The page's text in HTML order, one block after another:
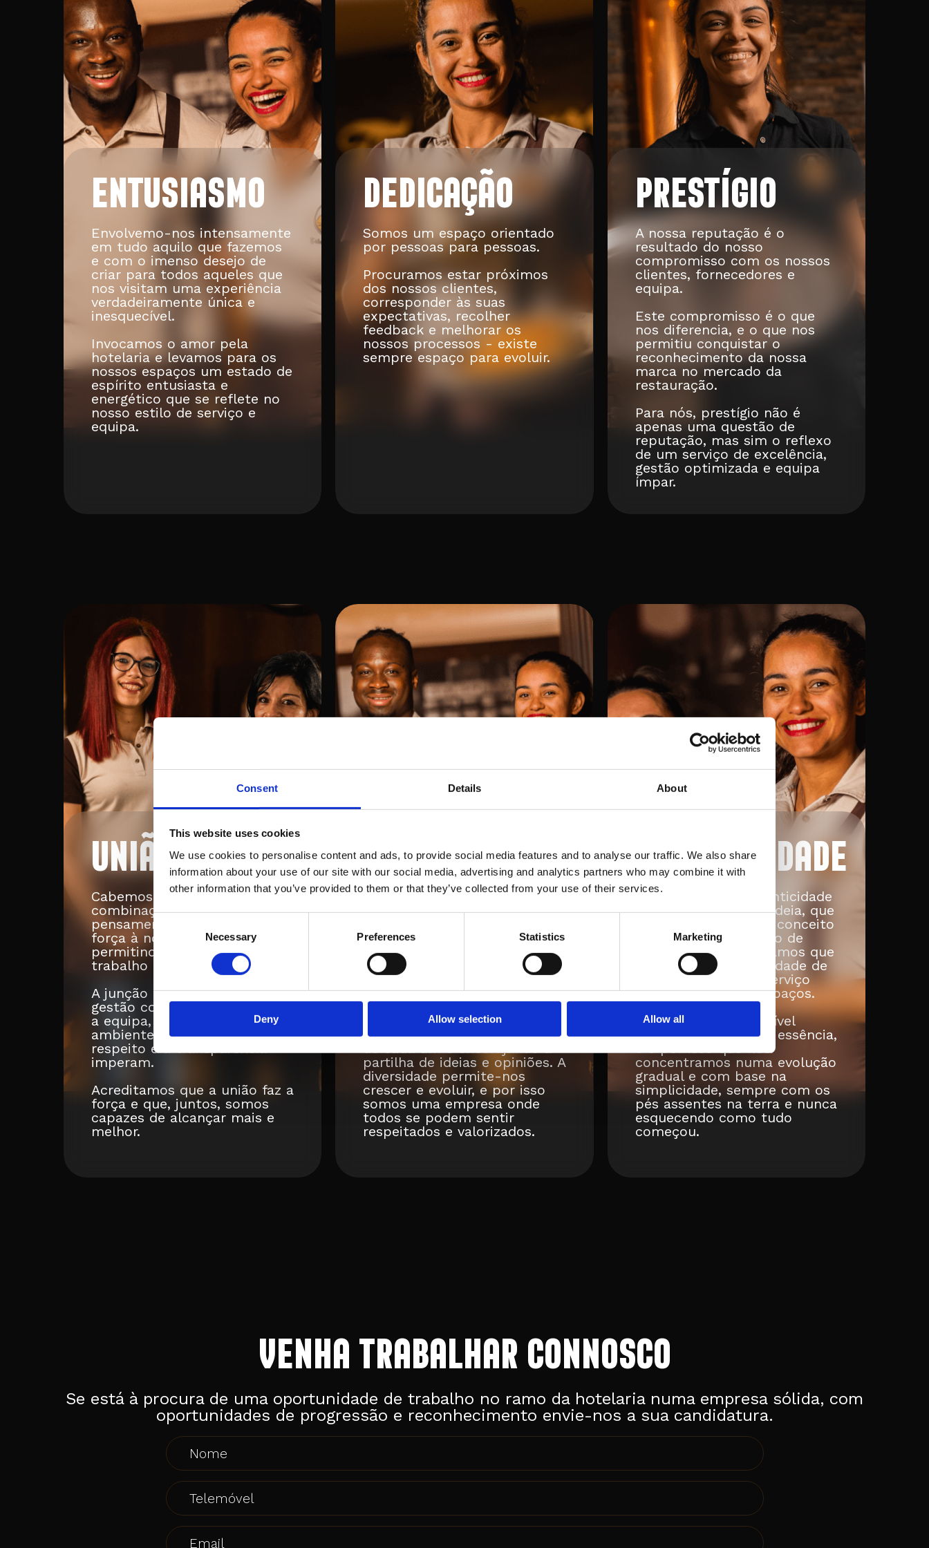
Consent Details About
This website uses cookies
We use cookies to personalise content and ads, to provide social media features and to analyse our traffic. We also share
information about your use of our site with our social media, advertising and analytics partners who may combine it with
other information that you’ve provided to them or that they’ve collected from your use of their services.
Consent
Selection
Necessary Preferences Statistics Marketing
Deny Allow selection Allow all
ENTUSIASMO
Envolvemo-nos intensamente
em tudo aquilo que fazemos
e com o imenso desejo de
criar para todos aqueles que
nos visitam uma experiência
verdadeiramente única e
inesquecível.
Invocamos o amor pela
hotelaria e levamos para os
nossos espaços um estado de
espírito entusiasta e
energético que se reflete no
nosso estilo de serviço e
equipa.
DEDICAÇÃO
Somos um espaço orientado
por pessoas para pessoas.
Procuramos estar próximos
dos nossos clientes,
corresponder às suas
expectativas, recolher
feedback e melhorar os
nossos processos - existe
sempre espaço para evoluir.
PRESTÍGIO
A nossa reputação é o
resultado do nosso
compromisso com os nossos
clientes, fornecedores e
equipa.
Este compromisso é o que
nos diferencia, e o que nos
permitiu conquistar o
reconhecimento da nossa
marca no mercado da
restauração.
Para nós, prestígio não é
apenas uma questão de
reputação, mas sim o reflexo
de um serviço de excelência,
gestão optimizada e equipa
ímpar.
UNIÃO
Cabemos num só. A
combinação de esforços e
pensamentos traz leveza e
força à nossa jornada diária,
permitindo um verdadeiro
trabalho de equipa.
A junção de boas práticas de
gestão com o esforço de toda
a equipa, fazem parte de um
ambiente de trabalho onde o
respeito e a transparência
imperam.
Acreditamos que a união faz a
força e que, juntos, somos
capazes de alcançar mais e
melhor.
ÉTICA
Vivemos em concordância
com os padrões e valores
com um caráter lógico e
respeitamos a igualdade e os
direitos fundamentais de
todos.
Criamos um ambiente
acolhedor e inclusivo,
preservando a individualidade
de cada um e encorajando a
partilha de ideias e opiniões. A
diversidade permite-nos
crescer e evoluir, e por isso
somos uma empresa onde
todos se podem sentir
respeitados e valorizados.
AUTENTICIDADE
Inspirados pela autenticidade
da cidade que nos rodeia, que
nos levou a criar um conceito
diferenciado e repleto de
genuinidade. Acreditamos que
temos a responsabilidade de
continuar com um serviço
ímpar nos nossos espaços.
Sabemos que é possível
evoluir sem perder a essência,
e é por isso que nos
concentramos numa evolução
gradual e com base na
simplicidade, sempre com os
pés assentes na terra e nunca
esquecendo como tudo
começou.
VENHA TRABALHAR CONNOSCO
Se está à procura de uma oportunidade de trabalho no ramo da hotelaria numa empresa sólida, com
oportunidades de progressão e reconhecimento envie-nos a sua candidatura.